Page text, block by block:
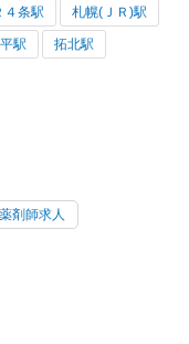
４条駅 札幌(ＪＲ)駅
駅 拓北駅
剤師求人